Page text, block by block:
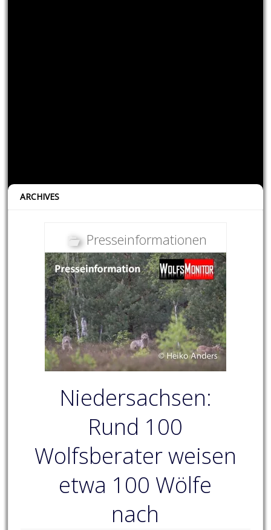
ARCHIVES
Presseinformationen
Niedersachsen:
Rund 100
Wolfsberater weisen
etwa 100 Wölfe
nach